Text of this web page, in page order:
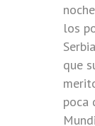
los
que
poca